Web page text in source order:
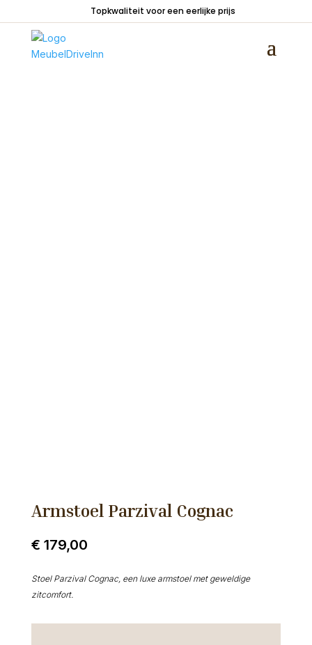
Topkwaliteit voor een eerlijke prijs
Zitmeubelen/Stoelen/Stoelen met
armleuning
Armstoel Parzival Cognac
€ 179,00
Stoel Parzival Cognac, een luxe armstoel met geweldige
zitcomfort.